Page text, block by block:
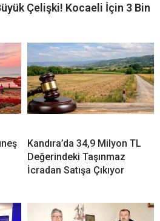
Çelişki! Kocaeli İçin 3 Bin
Kandıra’da 34,9 Milyon TL
Değerindeki Taşınmaz
İcradan Satışa Çıkıyor